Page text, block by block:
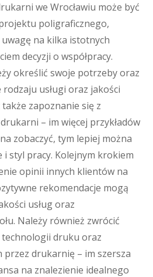
we Wrocławiu może być
poligraficznego,
na kilka istotnych
decyzji o współpracy.
określić swoje potrzeby oraz
usługi oraz jakości
zapoznanie się z
– im więcej przykładów
zobaczyć, tym lepiej można
i styl pracy. Kolejnym krokiem
opinii innych klientów na
rekomendacje mogą
usług oraz
Należy również zwrócić
druku oraz
przez drukarnię – im szersza
na znalezienie idealnego